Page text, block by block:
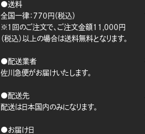
●送料
全国一律：770円（税込）
※1回のご注文で、ご注文金額11,000円
（税込）以上の場合は送料無料となります。
●配送業者
佐川急便がお届けいたします。
●配送先
配送は日本国内のみになります。
●お届け日